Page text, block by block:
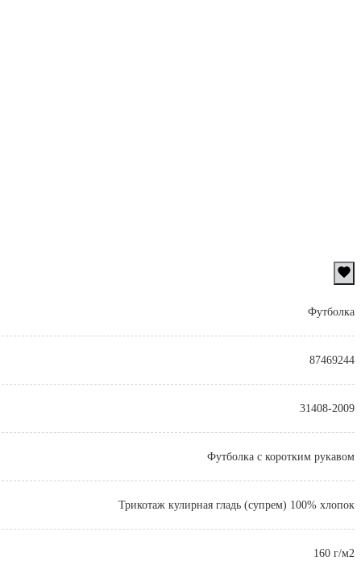
Футболка
87469244
31408-2009
Футболка с коротким рукавом
Трикотаж кулирная гладь (супрем) 100% хлопок
160 г/м2